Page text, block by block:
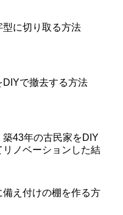
型に切り取る方法
DIYで撤去する方法
築43年の古民家をDIY
リノベーションした結
備え付けの棚を作る方